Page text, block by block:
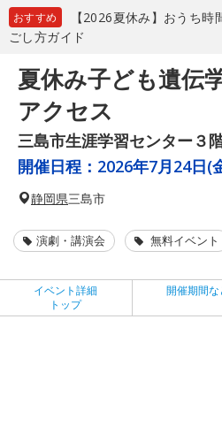
おすすめ
【2026夏休み】おうち
ごし方ガイド
夏休み子ども遺伝
アクセス
三島市生涯学習センター３
開催日程： 2026年7月24日(
静岡県三島市
演劇・講演会 無料イベント
イベント詳細
トップ
開催期間な